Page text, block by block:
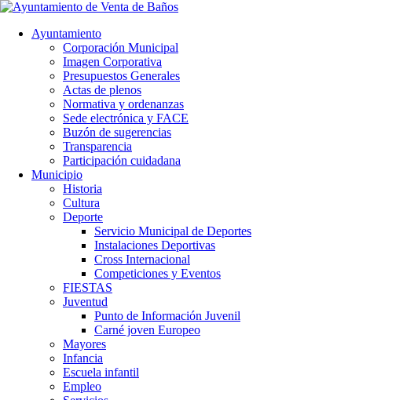
Ayuntamiento
Corporación Municipal
Imagen Corporativa
Presupuestos Generales
Actas de plenos
Normativa y ordenanzas
Sede electrónica y FACE
Buzón de sugerencias
Transparencia
Participación cuidadana
Municipio
Historia
Cultura
Deporte
Servicio Municipal de Deportes
Instalaciones Deportivas
Cross Internacional
Competiciones y Eventos
FIESTAS
Juventud
Punto de Información Juvenil
Carné joven Europeo
Mayores
Infancia
Escuela infantil
Empleo